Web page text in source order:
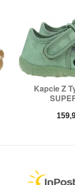
Kapcie Z
Cena
